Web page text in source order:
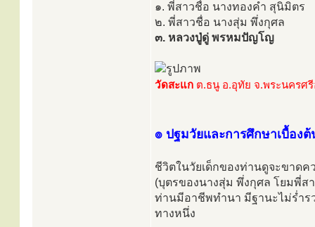
๑. พี่สาวชื่อ นางทองคำ สุนิมิตร
๒. พี่สาวชื่อ นางสุ่ม พึ่งกุศล
๓. หลวงปู่ดู่ พรหมปัญโญ
วัดสะแก ต.ธนู อ.อุทัย จ.พระนครศ
๏ ปฐมวัยและการศึกษาเบื้องต้
ชีวิตในวัยเด็กของท่านดูจะขาด
(บุตรของนางสุ่ม พึ่งกุศล โยมพี่ส
ท่านมีอาชีพทำนา มีฐานะไม่ร่ำร
ทางหนึ่ง